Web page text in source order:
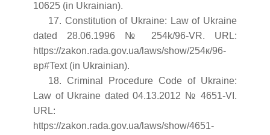
10625 (in Ukrainian).
17. Constitution of Ukraine: Law of Ukraine
dated 28.06.1996 № 254k/96-VR. URL:
https://zakon.rada.gov.ua/laws/show/254к/96-
вр#Text (in Ukrainian).
18. Criminal Procedure Code of Ukraine:
Law of Ukraine dated 04.13.2012 № 4651-VI.
URL:
https://zakon.rada.gov.ua/laws/show/4651-